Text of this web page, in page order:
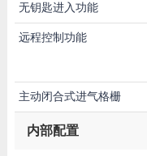
无钥匙进入功能
远程控制功能
主动闭合式进气格栅
内部配置